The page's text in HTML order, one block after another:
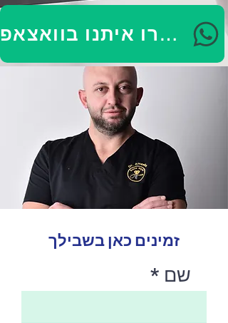
דברו איתנו בוואצאפ
זמינים כאן בשבילך
שם